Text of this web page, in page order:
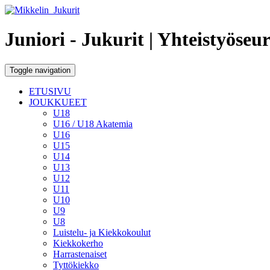
Juniori - Jukurit |
Toggle navigation
ETUSIVU
JOUKKUEET
U18
U16 / U18 Akatemia
U16
U15
U14
U13
U12
U11
U10
U9
U8
Luistelu- ja Kiekkokoulut
Kiekkokerho
Harrastenaiset
Tyttökiekko